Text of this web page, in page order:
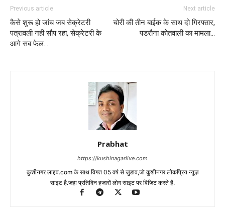
Previous article
कैसे शुरू हो जांच जब सेक्रेटरी
पत्रावली नही सौप रहा, सेक्रेटरी के
आगे सब फेल…
Next article
चोरी की तीन बाईक के साथ दो गिरफ्तार,
पडरौना कोतवाली का मामला…
Prabhat
https://kushinagarlive.com
कुशीनगर लाइव.com के साथ विगत 05 वर्ष से जुडाव,जो कुशीनगर लोकप्रिय न्यूज़
साइट है.जहा प्रतिदिन हजारों लोग साइट पर विजिट करते है.